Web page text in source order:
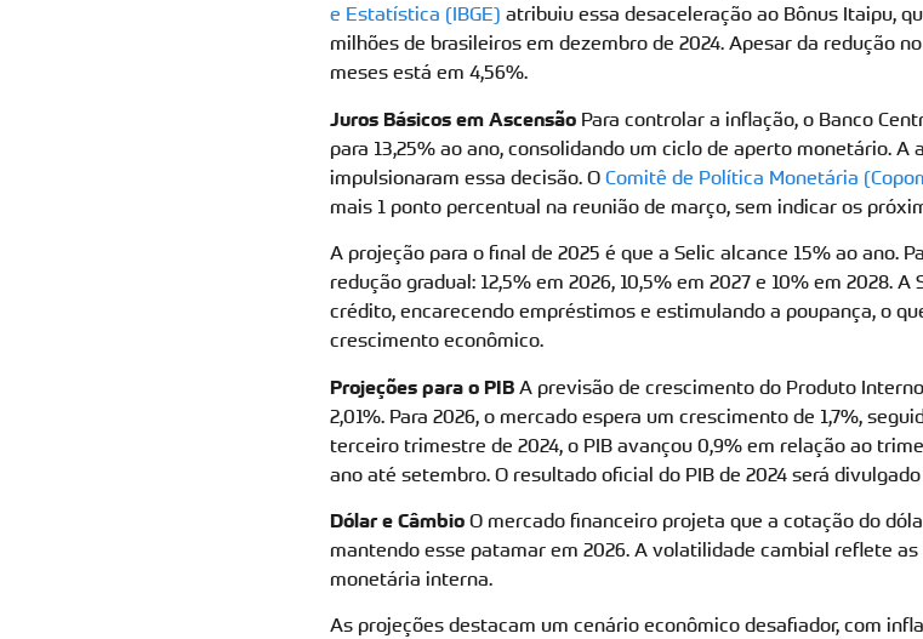
e Estatística (IBGE) atribuiu essa desaceleração ao Bônus Itaipu,
milhões de brasileiros em dezembro de 2024. Apesar da redução
meses está em 4,56%.
Juros Básicos em Ascensão Para controlar a inflação, o Banco
para 13,25% ao ano, consolidando um ciclo de aperto monetário.
impulsionaram essa decisão. O Comitê de Política Monetária
mais 1 ponto percentual na reunião de março, sem indicar os
A projeção para o final de 2025 é que a Selic alcance 15% ao ano.
redução gradual: 12,5% em 2026, 10,5% em 2027 e 10% em 2028.
crédito, encarecendo empréstimos e estimulando a poupança, o
crescimento econômico.
Projeções para o PIB A previsão de crescimento do Produto
2,01%. Para 2026, o mercado espera um crescimento de 1,7%,
terceiro trimestre de 2024, o PIB avançou 0,9% em relação ao
ano até setembro. O resultado oficial do PIB de 2024 será
Dólar e Câmbio O mercado financeiro projeta que a cotação do
mantendo esse patamar em 2026. A volatilidade cambial reflete
monetária interna.
As projeções destacam um cenário econômico desafiador, com